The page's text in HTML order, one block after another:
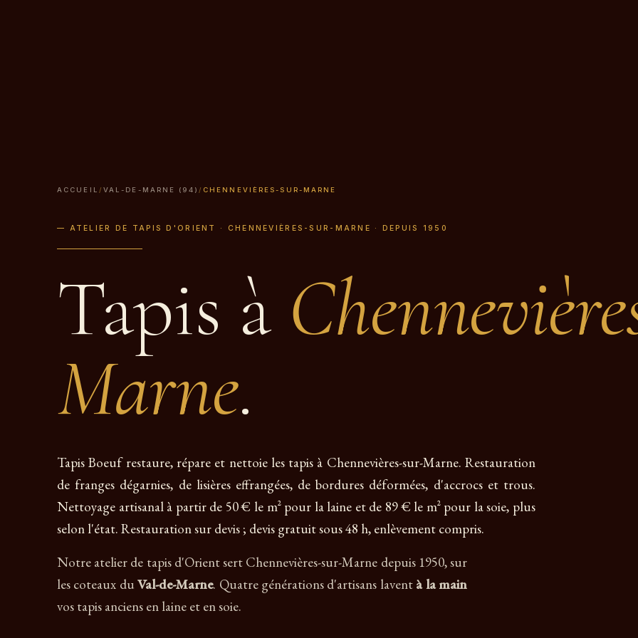
ACCUEIL / VAL-DE-MARNE (94) / CHENNEVIÈRES-SUR-MARNE
— ATELIER DE TAPIS D'ORIENT · CHENNEVIÈRES-SUR-MARNE · DEPUIS 1950
Tapis à
Marne.
Tapis Boeuf restaure, répare et nettoie les tapis à Chennevières-sur-Marne. Restauration
de franges dégarnies, de lisières effrangées, de bordures déformées, d'accrocs et trous.
Nettoyage artisanal à partir de 50 € le m² pour la laine et de 89 € le m² pour la soie, plus
selon l'état. Restauration sur devis ; devis gratuit sous 48 h, enlèvement compris.
Notre atelier de tapis d'Orient sert Chennevières-sur-Marne depuis 1950, sur
les coteaux duVal-de-Marne. Quatre générations d'artisans lavent à la main
vos tapis anciens en laine et en soie.